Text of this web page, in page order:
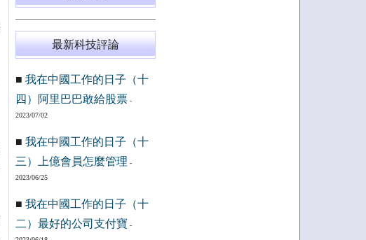
最新科技評論
■ 我在中國工作的日子（十
四）阿里巴巴敢給股票-
2023/07/02
■ 我在中國工作的日子（十
三）上億會員怎麼管理 -
2023/06/25
■ 我在中國工作的日子（十
二）最好的公司支付寶 -